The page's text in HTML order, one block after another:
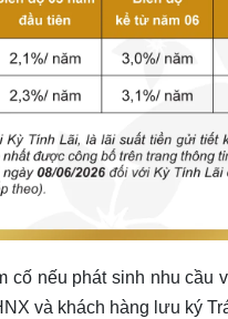
cố nếu phát sinh nhu cầu
và khách hàng lưu ký